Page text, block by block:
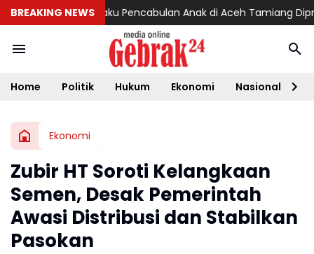
BREAKING NEWS
Minta Pelaku Pencabulan Anak di Aceh Tamiang Diproses
Home Politik Hukum Ekonomi Nasional
Ekonomi
Zubir HT Soroti Kelangkaan
Semen, Desak Pemerintah
Awasi Distribusi dan Stabilkan
Pasokan